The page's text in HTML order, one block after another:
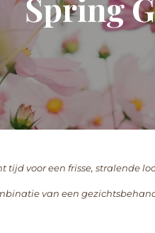
voor een frisse, stralende
van een